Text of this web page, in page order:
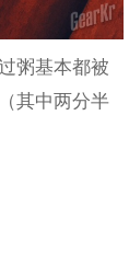
粥基本都被
其中两分半